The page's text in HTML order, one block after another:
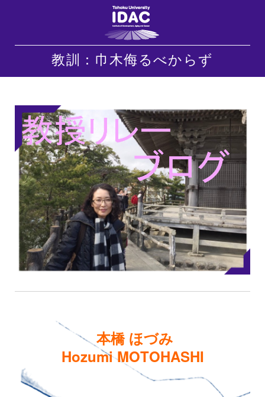
教訓：巾木侮るべからず
本橋 ほづみ
Hozumi MOTOHASHI